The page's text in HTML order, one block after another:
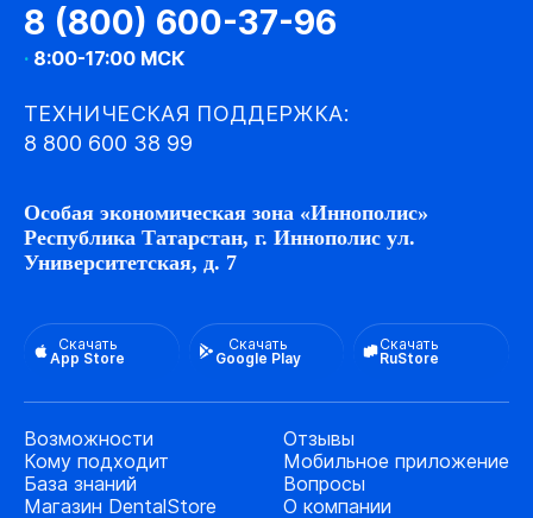
8 (800) 600-37-96
· 8:00-17:00 МСК
ТЕХНИЧЕСКАЯ ПОДДЕРЖКА:
8 800 600 38 99
Особая экономическая зона «Иннополис»
Республика Татарстан, г. Иннополис ул.
Университетская, д. 7
Скачать
App Store
Скачать
Google Play
Скачать
RuStore
Возможности
Кому подходит
База знаний
Магазин DentalStore
Отзывы
Мобильное приложение
Вопросы
О компании